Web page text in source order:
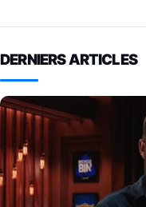
DERNIERS ARTICLES